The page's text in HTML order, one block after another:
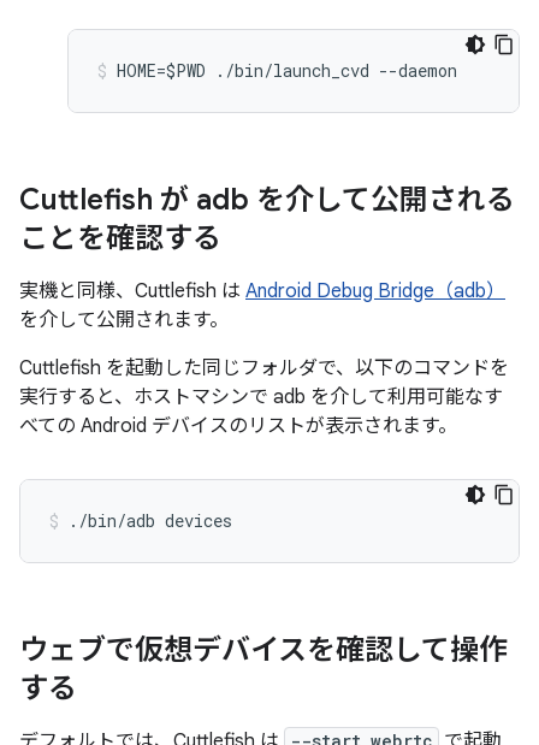
HOME=$PWD ./bin/launch_cvd --daemon
Cuttlefish が adb を介して公開される
ことを確認する
実機と同様、Cuttlefish は Android Debug Bridge（adb）
を介して公開されます。
Cuttlefish を起動した同じフォルダで、以下のコマンドを
実行すると、ホストマシンで adb を介して利用可能なす
べての Android デバイスのリストが表示されます。
./bin/adb devices
ウェブで仮想デバイスを確認して操作
する